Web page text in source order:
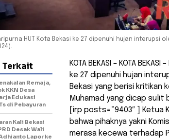
HUT Kota Bekasi ke 27 dipenuhi hujan interupsi
KOTA BEKASI – KOTA
ke 27 dipenuhi hujan
Bekasi yang berisi kritikan
Muhamad yang dicap sulit
[irp posts=”9403″ ] Ketua
bahwa pihaknya yakni
merasa kecewa terhadap
Terkait
Remaja,
KKN Desa
Edukasi
di Pebayuran
Kali Bekasi
Desak Wali
Lapor ke